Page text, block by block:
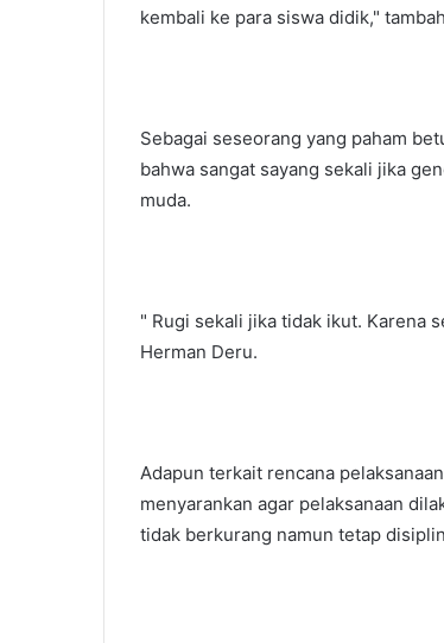
kembali ke para siswa didik,"
Sebagai seseorang yang paham
bahwa sangat sayang sekali jika
muda.
" Rugi sekali jika tidak ikut. Karena
Herman Deru.
Adapun terkait rencana
menyarankan agar pelaksanaan
tidak berkurang namun tetap